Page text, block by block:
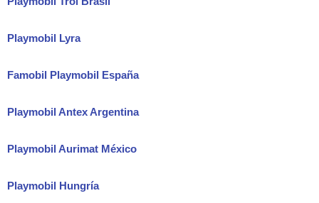
Playmobil Lyra
Famobil Playmobil España
Playmobil Antex Argentina
Playmobil Aurimat México
Playmobil Hungría